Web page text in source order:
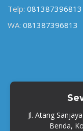
Telp: 081387396813
WA: 081387396813
Jl. Atang
Benda,